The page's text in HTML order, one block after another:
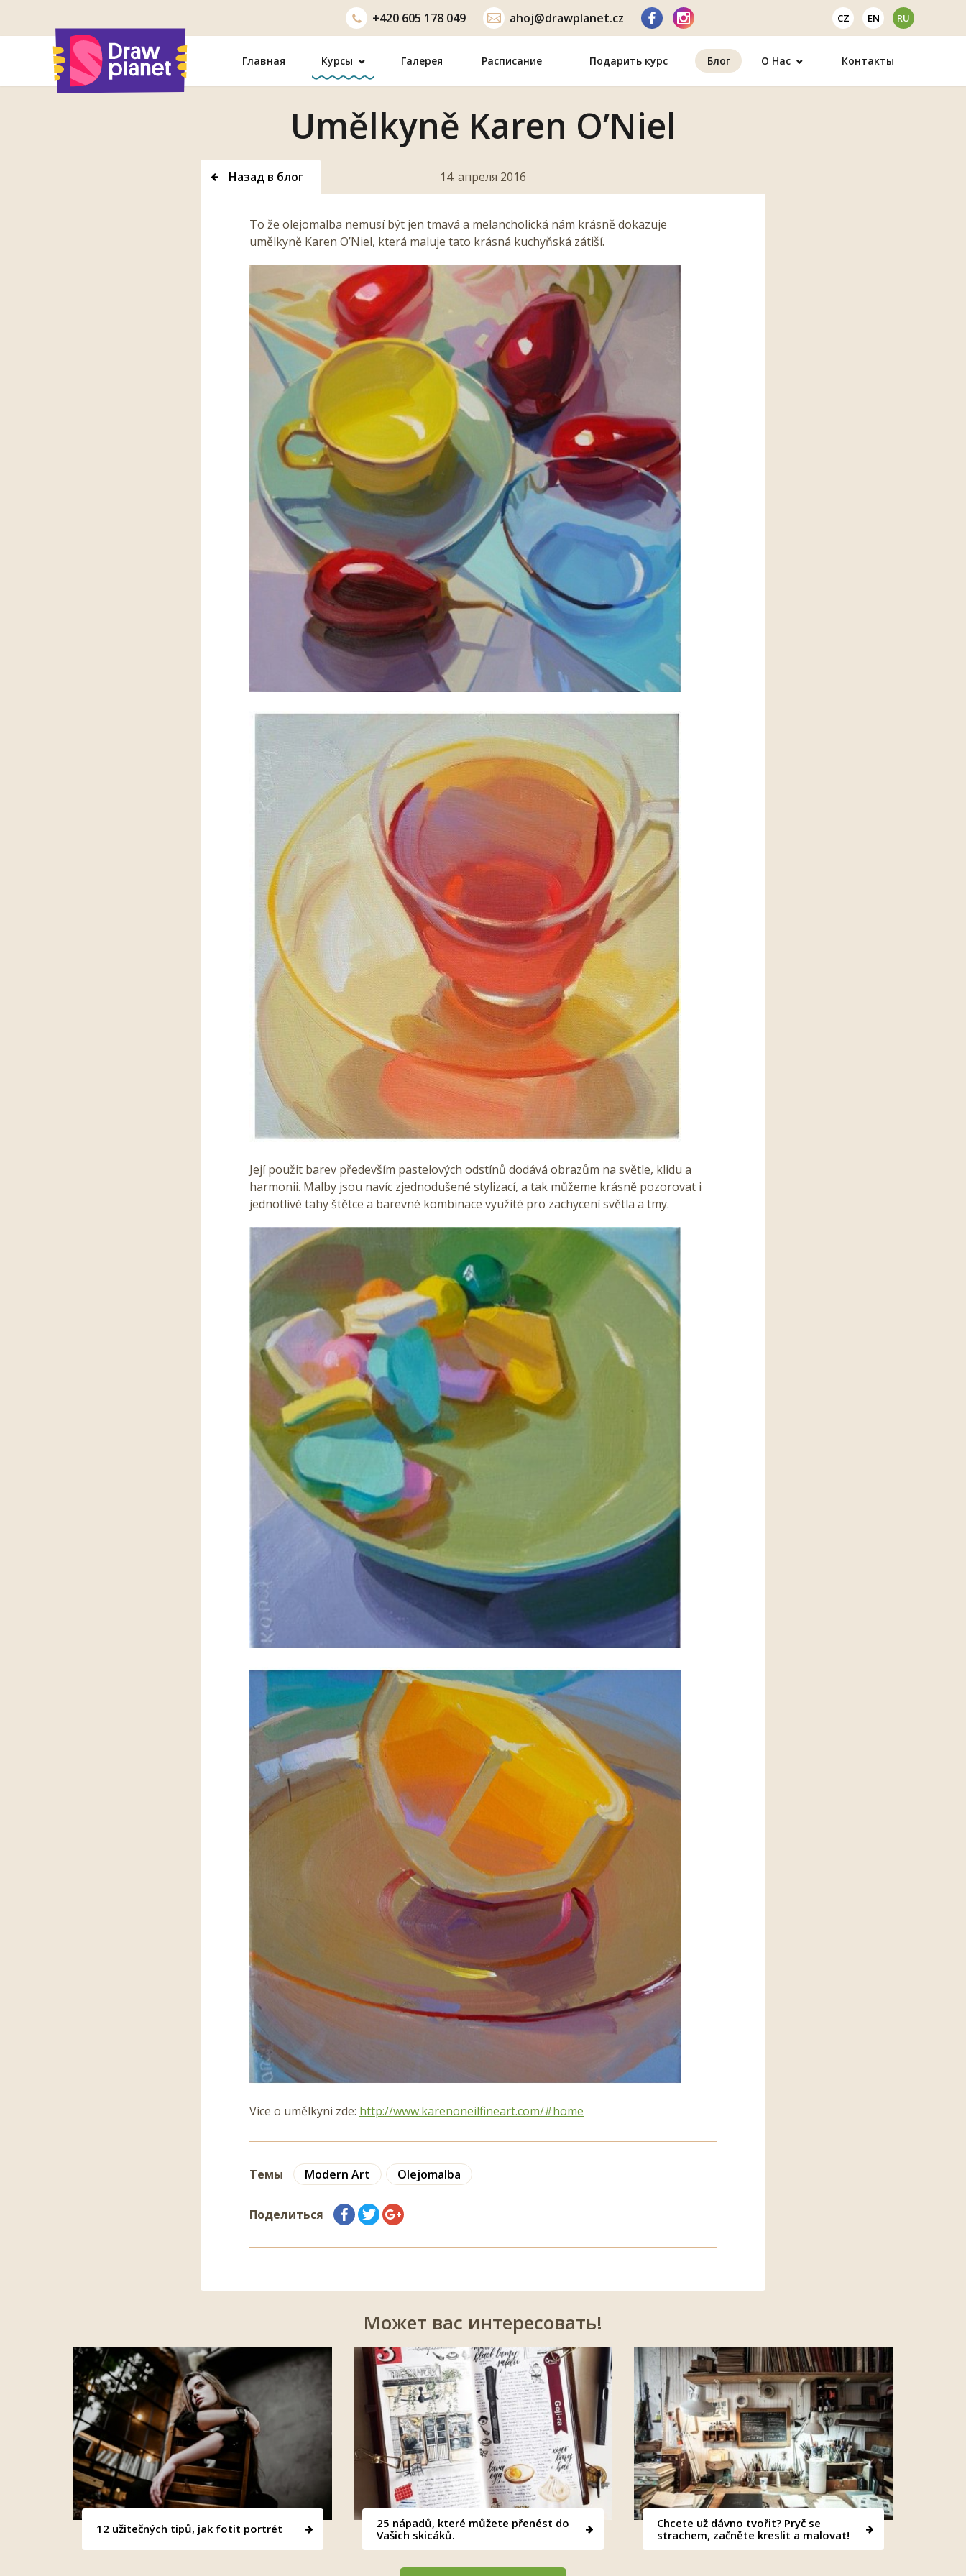
+420 605 178 049 ahoj@drawplanet.cz CZ EN RU
Главная Курсы Галерея Расписание Подарить курс Блог О Нас Контакты
Umělkyně Karen O’Niel
14. апреля 2016
Назад в блог
To že olejomalba nemusí být jen tmavá a melancholická nám krásně dokazuje
umělkyně Karen O’Niel, která maluje tato krásná kuchyňská zátiší.
Její použit barev především pastelových odstínů dodává obrazům na světle, klidu a
harmonii. Malby jsou navíc zjednodušené stylizací, a tak můžeme krásně pozorovat i
jednotlivé tahy štětce a barevné kombinace využité pro zachycení světla a tmy.
Více o umělkyni zde: http://www.karenoneilfineart.com/#home
Темы Modern Art Olejomalba
Поделиться
Может вас интересовать!
12 užitečných tipů, jak fotit portrét
25 nápadů, které můžete přenést do
Vašich skicáků.
Chcete už dávno tvořit? Pryč se
strachem, začněte kreslit a malovat!